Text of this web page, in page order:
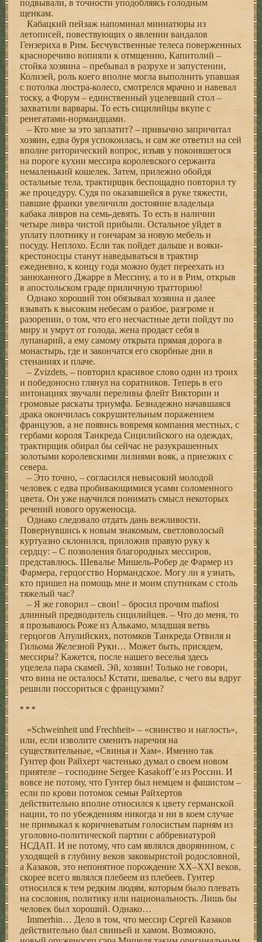
подвывали, в точности уподобляясь голодным
щенкам.
Кабацкий пейзаж напоминал миниатюры из
летописей, повествующих о явлении вандалов
Гензериха в Рим. Бесчувственные телеса поверженных
красноречиво вопияли к отмщению, Капитолий –
стойка хозяина – пребывал в разрухе и запустении,
Колизей, роль коего вполне могла выполнить упавшая
с потолка люстра-колесо, смотрелся мрачно и навевал
тоску, а Форум – единственный уцелевший стол –
захватили варвары. То есть сицилийцы вкупе с
ренегатами-нормандцами.
– Кто мне за это заплатит? – привычно запричитал
хозяин, едва буря успокоилась, и сам же ответил на сей
вполне риторический вопрос, изъяв у покоившегося
на пороге кухни мессира королевского сержанта
немаленький кошелек. Затем, прилежно обойдя
остальные тела, трактирщик беспощадно повторил ту
же процедуру. Судя по оказавшейся в руке тяжести,
павшие франки увеличили достояние владельца
кабака ливров на семь-девять. То есть в наличии
четыре ливра чистой прибыли. Остальное уйдет в
уплату плотнику и гончарам за новую мебель и
посуду. Неплохо. Если так пойдет дальше и вояки-
крестоносцы станут наведываться в трактир
ежедневно, к концу года можно будет переехать из
занюханного Джарре в Мессину, а то и в Рим, открыв
в апостольском граде приличную тратторию!
Однако хороший тон обязывал хозяина и далее
взывать к высоким небесам о разбое, разгроме и
разорении, о том, что его несчастные дети пойдут по
миру и умрут от голода, жена продаст себя в
лупанарий, а ему самому открыта прямая дорога в
монастырь, где и закончатся его скорбные дни в
стенаниях и плаче.
– Zvizdets, – повторил красивое слово один из троих
и победоносно глянул на соратников. Теперь в его
интонациях звучали переливы флейт Виктории и
громовые раскаты триумфа. Безнадежно начавшаяся
драка окончилась сокрушительным поражением
французов, а не появись вовремя компания местных, с
гербами короля Танкреда Сицилийского на одеждах,
трактирщик обирал бы сейчас не разукрашенных
золотыми королевскими лилиями вояк, а приезжих с
севера.
– Это точно, – согласился невысокий молодой
человек с едва пробивающимися усами соломенного
цвета. Он уже научился понимать смысл некоторых
речений нового оруженосца.
Однако следовало отдать дань вежливости.
Повернувшись к новым знакомым, светловолосый
куртуазно склонился, приложив правую руку к
сердцу: – С позволения благородных мессиров,
представлюсь. Шевалье Мишель-Робер де Фармер из
Фармера, герцогство Нормандское. Могу ли я узнать,
кто пришел на помощь мне и моим спутникам с столь
тяжелый час?
– Я же говорил – свои! – бросил прочим mafiosi
длинный предводитель сицилийцев. – Что до меня, то
я прозываюсь Роже из Алькамо, младшая ветвь
герцогов Апулийских, потомков Танкреда Отвиля и
Гильома Железной Руки… Может быть, присядем,
мессиры? Кажется, после нашего веселья здесь
уцелела пара скамей. Эй, хозяин! Только не говори,
что вина не осталось! Кстати, шевалье, с чего вы вдруг
решили поссориться с французами?
* * *
«Schweinheit und Frechheit» – «свинство и наглость»,
или, если изволите сменить наречия на
существительные, «Свинья и Хам». Именно так
Гунтер фон Райхерт частенько думал о своем новом
приятеле – господине Sergee Kasakoff’е из России. И
вовсе не потому, что Гунтер был немцем и фашистом –
если по крови потомок семьи Райхертов
действительно вполне относился к цвету германской
нации, то по убеждениям никогда и ни в коем случае
не примыкал к коричневатым голосистым парням из
уголовно-политической партии с аббревиатурой
НСДАП. И не потому, что сам являлся дворянином, с
уходящей в глубину веков заковыристой родословной,
а Казаков, это непонятное порождение XX–XXI веков,
скорее всего являлся плебеем из плебеев. Гунтер
относился к тем редким людям, которым было плевать
на сословия, политику или национальность. Лишь бы
человек был хороший. Однако…
Immerhin… Дело в том, что мессир Сергей Казаков
действительно был свиньей и хамом. Возможно,